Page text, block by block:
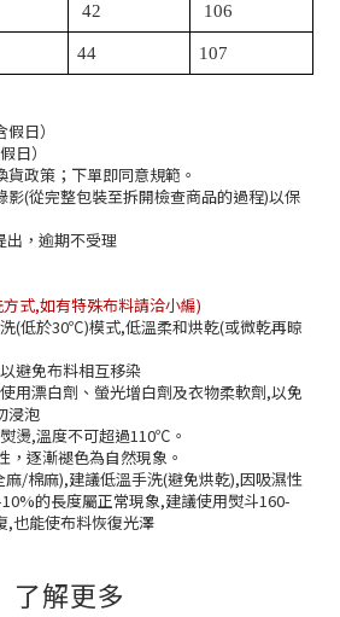
42 106
44 107
日）
日）
政策；下單即同意規範。
影(從完整包裝至拆開檢查商品的過程)以保
出，逾期不受理
式,如有特殊布料請洽小編)
(低於30℃)模式,低溫柔和烘乾(或微乾再晾
避免布料相互移染
用漂白劑、螢光增白劑及衣物柔軟劑,以免
浸泡
燙,溫度不可超過110℃。
，逐漸褪色為自然現象。
/棉麻),建議低溫手洗(避免烘乾),因吸濕性
的長度屬正常現象,建議使用熨斗160-
,也能使布料恢復光澤
了解更多